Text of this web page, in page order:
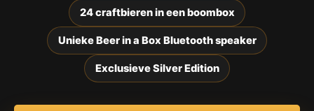
24 craftbieren in een boombox
Unieke Beer in a Box Bluetooth speaker
Exclusieve Silver Edition